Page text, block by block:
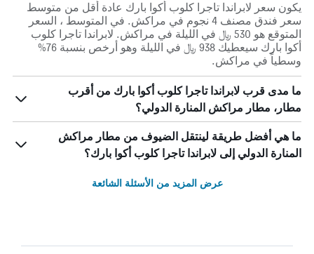
يكون سعر لابراندا تاجرا كلوب أكوا بارك عادة أقل من متوسط ​​
سعر فندق مصنف 4 نجوم في مراكش. في المتوسط ، السعر
المتوقع هو 530 ﷼ في الليلة في مراكش. لابراندا تاجرا كلوب
أكوا بارك سيعطيك 938 ﷼ في الليلة وهو أرخص بنسبة 76%
وسطياً في مراكش.
ما مدى قرب لابراندا تاجرا كلوب أكوا بارك من أقرب
مطار، مطار مراكش المنارة الدولي؟
ما هي أفضل طريقة لينتقل الضيوف من مطار مراكش
المنارة الدولي إلى لابراندا تاجرا كلوب أكوا بارك؟
عرض المزيد من الأسئلة الشائعة